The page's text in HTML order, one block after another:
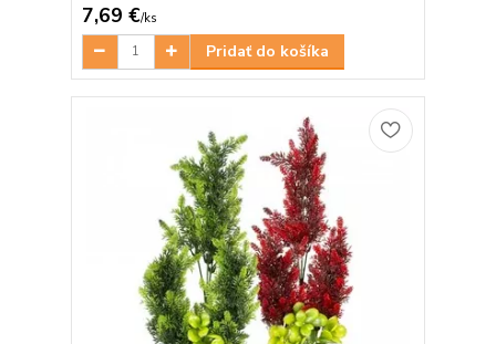
7,69 €/ks
Pridať do košíka